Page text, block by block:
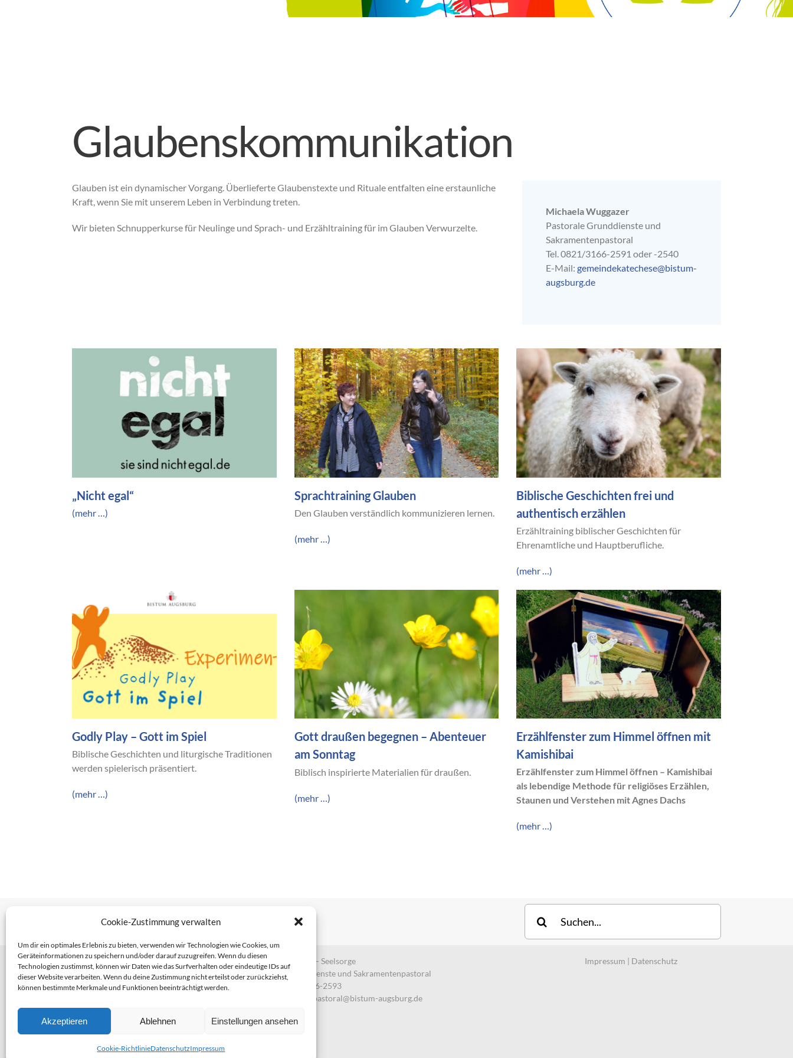
Cookie-Zustimmung verwalten
Um dir ein optimales Erlebnis zu bieten, verwenden wir Technologien wie Cookies, um
Geräteinformationen zu speichern und/oder darauf zuzugreifen. Wenn du diesen
Technologien zustimmst, können wir Daten wie das Surfverhalten oder eindeutige IDs auf
dieser Website verarbeiten. Wenn du deine Zustimmung nicht erteilst oder zurückziehst,
können bestimmte Merkmale und Funktionen beeinträchtigt werden.
Akzeptieren Ablehnen Einstellungen ansehen
Cookie-RichtlinieDatenschutzImpressum
Glaubenskommunikation
Glauben ist ein dynamischer Vorgang. Überlieferte Glaubenstexte und Rituale entfalten eine erstaunliche
Kraft, wenn Sie mit unserem Leben in Verbindung treten.
Wir bieten Schnupperkurse für Neulinge und Sprach- und Erzähltraining für im Glauben Verwurzelte.
Michaela Wuggazer
Pastorale Grunddienste und
Sakramentenpastoral
Tel. 0821/3166-2591 oder -2540
E-Mail: gemeindekatechese@bistum-
augsburg.de
„Nicht egal“
(mehr …)
Sprachtraining Glauben
Den Glauben verständlich kommunizieren lernen.
(mehr …)
Biblische Geschichten frei und
authentisch erzählen
Erzähltraining biblischer Geschichten für
Ehrenamtliche und Hauptberufliche.
(mehr …)
Godly Play – Gott im Spiel
Biblische Geschichten und liturgische Traditionen
werden spielerisch präsentiert.
(mehr …)
Gott draußen begegnen – Abenteuer
am Sonntag
Biblisch inspirierte Materialien für draußen.
(mehr …)
Erzählfenster zum Himmel öffnen mit
Kamishibai
Erzählfenster zum Himmel öffnen – Kamishibai
als lebendige Methode für religiöses Erzählen,
Staunen und Verstehen mit Agnes Dachs
(mehr …)
nach:
Hauptabteilung II – Seelsorge
Pastorale Grunddienste und Sakramentenpastoral
Telefon: 0821 3166-2593
gemeindepastoral@bistum-augsburg.de
Impressum | Datenschutz